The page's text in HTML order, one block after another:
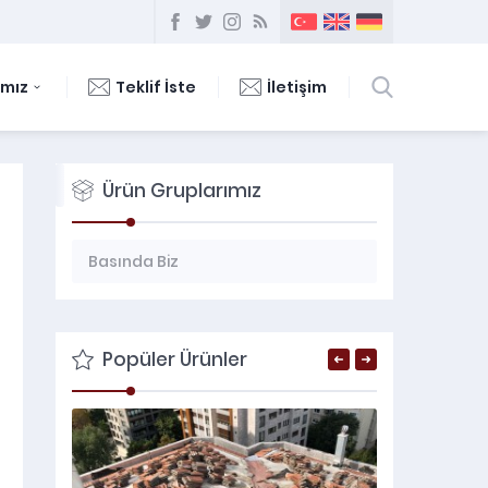
Teklif İste İletişim
Ürün Gruplarımız
Basında Biz
Çözüm Ortaklarımımız / Markalar
Ekibimiz
Hakkımızda
İletişim
Popüler Ürünler